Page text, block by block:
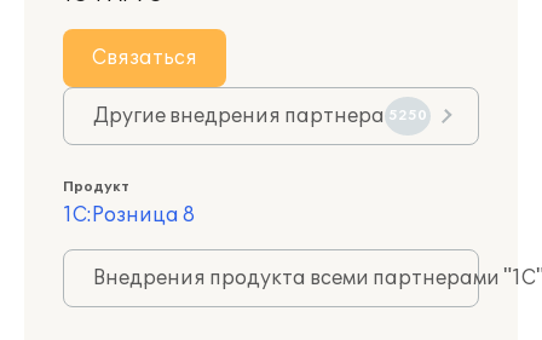
Связаться
Другие внедрения партнера 5250
Продукт
1С:Розница 8
Внедрения продукта всеми партнерами